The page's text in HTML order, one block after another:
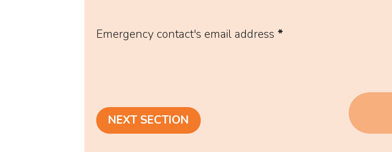
Emergency contact's email address *
NEXT SECTION